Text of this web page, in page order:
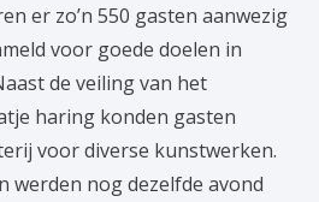
er zo’n 550 gasten aanwezig
voor goede doelen in
de veiling van het
haring konden gasten
voor diverse kunstwerken.
werden nog dezelfde avond